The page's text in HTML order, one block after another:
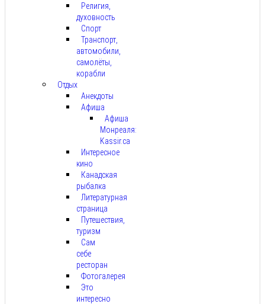
Религия,
духовность
Спорт
Транспорт,
автомобили,
самолёты,
корабли
Отдых
Анекдоты
Афиша
Афиша
Монреаля:
Kassir.ca
Интересное
кино
Канадская
рыбалка
Литературная
страница
Путешествия,
туризм
Сам
себе
ресторан
Фотогалерея
Это
интересно